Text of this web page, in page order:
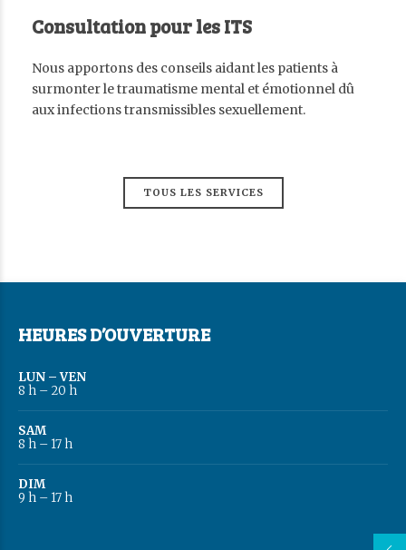
Consultation pour les ITS
Nous apportons des conseils aidant les patients à
surmonter le traumatisme mental et émotionnel dû
aux infections transmissibles sexuellement.
TOUS LES SERVICES
HEURES D’OUVERTURE
LUN – VEN
8 h – 20 h
SAM
8 h – 17 h
DIM
9 h – 17 h